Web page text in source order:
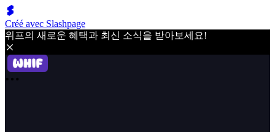
Créé avec Slashpage
위프의 새로운 혜택과 최신 소식을 받아보세요!